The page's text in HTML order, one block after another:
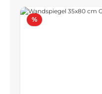
%Rabatt